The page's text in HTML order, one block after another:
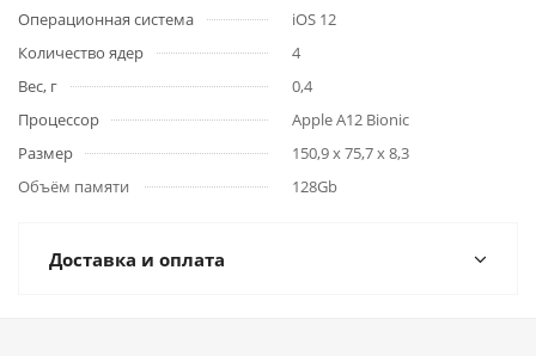
Операционная система
iOS 12
Количество ядер
4
Вес, г
0,4
Процессор
Apple A12 Bionic
Размер
150,9 x 75,7 x 8,3
Объём памяти
128Gb
Доставка и оплата